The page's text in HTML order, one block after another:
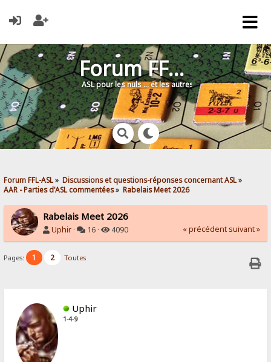
Forum FFL-ASL
ASL pour les nuls … et les autres !
Forum FFL-ASL» Discussions et questions-réponses concernant ASL»
AAR - Parties d'ASL commentées» Rabelais Meet 2026
Rabelais Meet 2026
Uphir · 16 · 4090 « précédent suivant »
Pages: 1 2 Toutes
Uphir
1-4-9